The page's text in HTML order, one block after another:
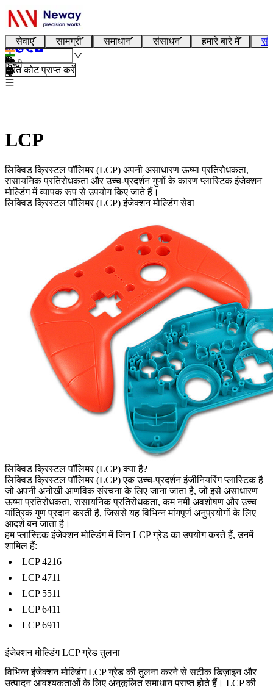
सेवाएं सामग्री समाधान संसाधन हमारे बारे में
हिन्दी
तुरंत कोट प्राप्त करें
LCP
लिक्विड क्रिस्टल पॉलिमर (LCP) अपनी असाधारण ऊष्मा प्रतिरोधकता,
रासायनिक प्रतिरोधकता और उच्च-प्रदर्शन गुणों के कारण प्लास्टिक इंजेक्शन
मोल्डिंग में व्यापक रूप से उपयोग किए जाते हैं।
लिक्विड क्रिस्टल पॉलिमर (LCP) इंजेक्शन मोल्डिंग सेवा
लिक्विड क्रिस्टल पॉलिमर (LCP) क्या है?
लिक्विड क्रिस्टल पॉलिमर (LCP) एक उच्च-प्रदर्शन इंजीनियरिंग प्लास्टिक है
जो अपनी अनोखी आणविक संरचना के लिए जाना जाता है, जो इसे असाधारण
ऊष्मा प्रतिरोधकता, रासायनिक प्रतिरोधकता, कम नमी अवशोषण और उच्च
यांत्रिक गुण प्रदान करती है, जिससे यह विभिन्न मांगपूर्ण अनुप्रयोगों के लिए
आदर्श बन जाता है।
हम प्लास्टिक इंजेक्शन मोल्डिंग में जिन LCP ग्रेड का उपयोग करते हैं, उनमें
शामिल हैं:
LCP 4216
LCP 4711
LCP 5511
LCP 6411
LCP 6911
इंजेक्शन मोल्डिंग LCP ग्रेड तुलना
विभिन्न इंजेक्शन मोल्डिंग LCP ग्रेड की तुलना करने से सटीक डिज़ाइन और
उत्पादन आवश्यकताओं के लिए अनुकूलित समाधान प्राप्त होते हैं। LCP की